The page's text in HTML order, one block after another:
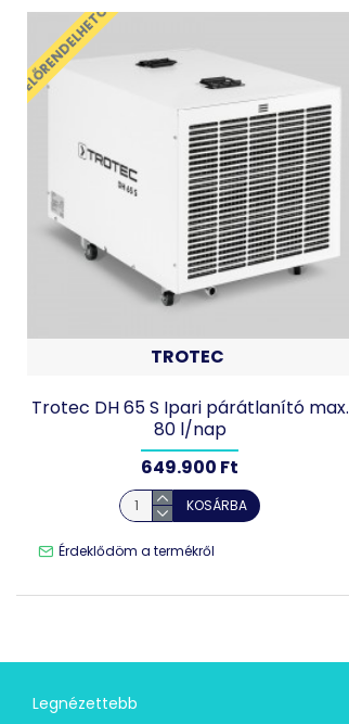
ELŐRENDELHETŐ
TROTEC
Trotec DH 65 S Ipari párátlanító max.
80 l/nap
649.900 Ft
KOSÁRBA
Érdeklődöm a termékről
Legnézettebb